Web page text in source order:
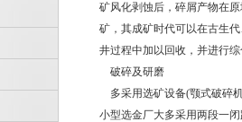
矿风化剥蚀后，碎屑产物在
矿，其成矿时代可以在古生
井过程中加以回收，并进行
破碎及研磨
多采用选矿设备(颚式破碎
小型选金厂大多采用两段一